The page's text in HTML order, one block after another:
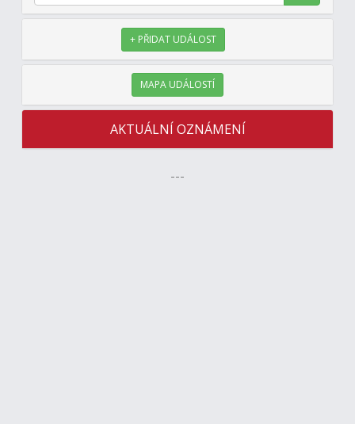
+ PŘIDAT UDÁLOST
MAPA UDÁLOSTÍ
AKTUÁLNÍ OZNÁMENÍ
---